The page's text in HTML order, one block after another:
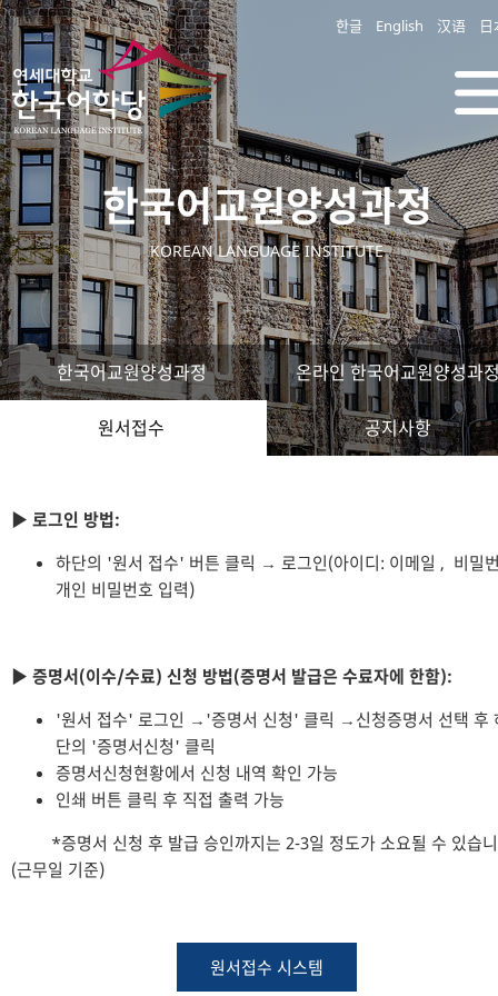
한글 English 汉语
한국어교원양성과정
KOREAN LANGUAGE INSTITUTE
한국어교원양성과정 온라인 한국어교원양성과
원서접수 공지사항
▶ 로그인 방법:
하단의 '원서 접수' 버튼 클릭 → 로그인(아이디: 이메일 , 비밀
개인 비밀번호 입력)
▶ 증명서(이수/수료) 신청 방법(증명서 발급은 수료자에 한함):
'원서 접수' 로그인 →'증명서 신청' 클릭 →신청증명서 선택 후
단의 '증명서신청' 클릭
증명서신청현황에서 신청 내역 확인 가능
인쇄 버튼 클릭 후 직접 출력 가능
*증명서 신청 후 발급 승인까지는 2-3일 정도가 소요될 수 있습
(근무일 기준)
원서접수 시스템